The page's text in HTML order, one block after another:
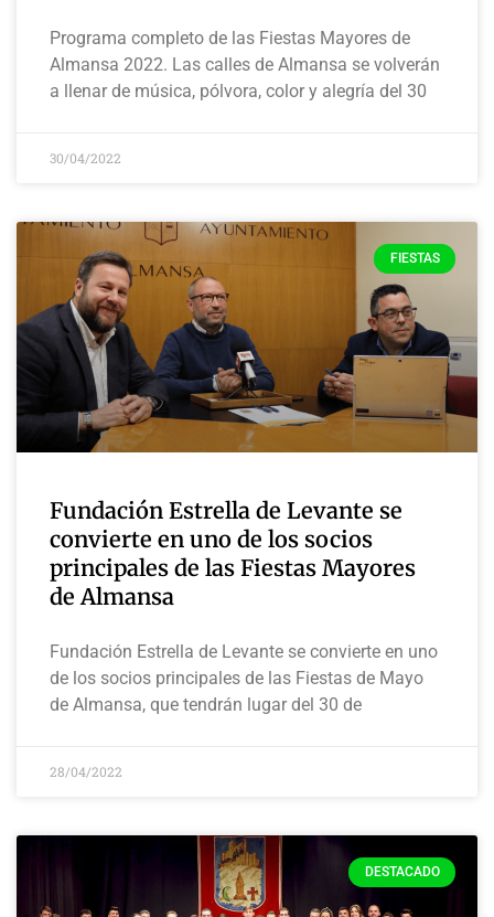
Programa completo de las Fiestas Mayores de
Almansa 2022. Las calles de Almansa se volverán
a llenar de música, pólvora, color y alegría del 30
30/04/2022
FIESTAS
Fundación Estrella de Levante se
convierte en uno de los socios
principales de las Fiestas Mayores
de Almansa
Fundación Estrella de Levante se convierte en uno
de los socios principales de las Fiestas de Mayo
de Almansa, que tendrán lugar del 30 de
28/04/2022
DESTACADO